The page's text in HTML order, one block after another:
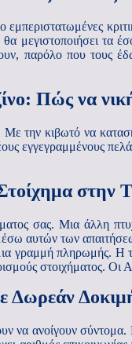
μεγιστοποιήσει τα
παρόλο που τους
Πώς να
την κιβωτό να
εγγεγραμμένους
στην
σας. Μια άλλη
αυτών των
πληρωμής. Η
στοιχήματος. Οι
Δωρεάν
να ανοίγουν